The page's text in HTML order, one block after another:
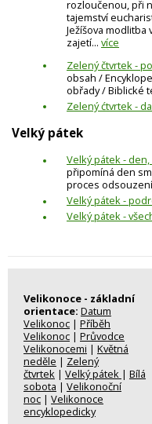
rozloučenou, při
tajemství
Ježíšova
zajetí... více
Zelený čtvrtek -
obsah /
obřady / Biblické
Zelený ćtvrtek -
Velký pátek
Velký pátek -
připomíná den
proces
Velký pátek -
Velký pátek -
Velikonoce - základní
orientace: Datum
Velikonoc | Příběh
Velikonoc | Průvodce
Velikonocemi | Květná
neděle | Zelený
čtvrtek | Velký pátek | Bílá
sobota | Velikonoční
noc | Velikonoce
encyklopedicky